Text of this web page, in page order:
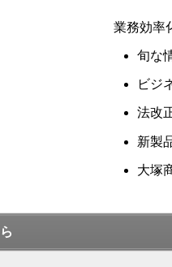
業務効率
旬な
ビジ
法改
新製
大塚